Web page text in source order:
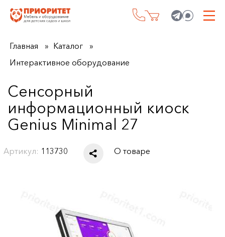
Главная
Каталог
Интерактивное оборудование
Сенсорный
информационный киоск
Genius Minimal 27
Артикул: 113730 О товаре